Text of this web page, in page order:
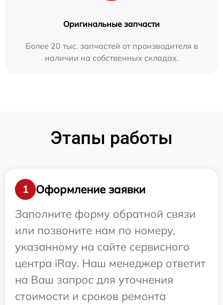
Оригинальные запчасти
Более 20 тыс. запчастей от производителя в
наличии на собственных складах.
Этапы работы
1
Оформление заявки
Заполните форму обратной связи
или позвоните нам по номеру,
указанному на сайте сервисного
центра iRay. Наш менеджер ответит
на Ваш запрос для уточнения
стоимости и сроков ремонта